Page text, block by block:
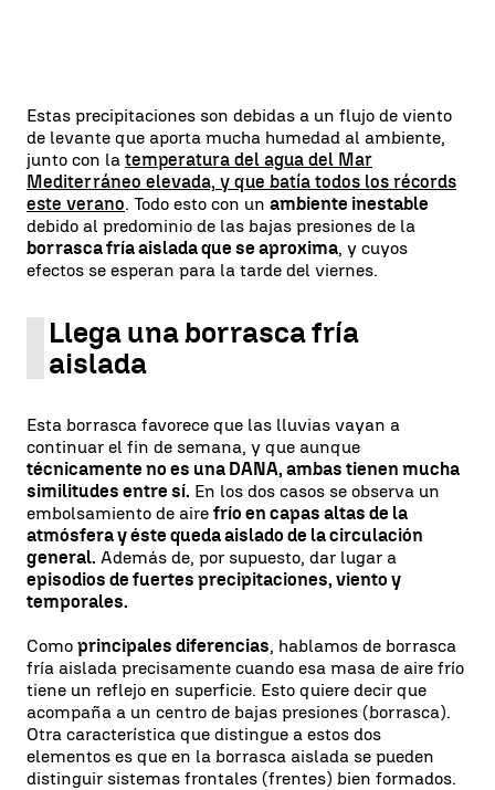
Estas precipitaciones son debidas a un flujo de viento
de levante que aporta mucha humedad al ambiente,
junto con la temperatura del agua del Mar
Mediterráneo elevada, y que batía todos los récords
este verano. Todo esto con un ambiente inestable
debido al predominio de las bajas presiones de la
borrasca fría aislada que se aproxima, y cuyos
efectos se esperan para la tarde del viernes.
Llega una borrasca fría
aislada
Esta borrasca favorece que las lluvias vayan a
continuar el fin de semana, y que aunque
técnicamente no es una DANA, ambas tienen mucha
similitudes entre sí. En los dos casos se observa un
embolsamiento de aire frío en capas altas de la
atmósfera y éste queda aislado de la circulación
general. Además de, por supuesto, dar lugar a
episodios de fuertes precipitaciones, viento y
temporales.
Como principales diferencias, hablamos de borrasca
fría aislada precisamente cuando esa masa de aire frío
tiene un reflejo en superficie. Esto quiere decir que
acompaña a un centro de bajas presiones (borrasca).
Otra característica que distingue a estos dos
elementos es que en la borrasca aislada se pueden
distinguir sistemas frontales (frentes) bien formados.